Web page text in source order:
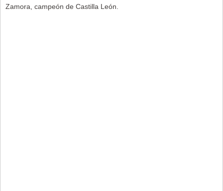
Zamora, campeón de Castilla León.